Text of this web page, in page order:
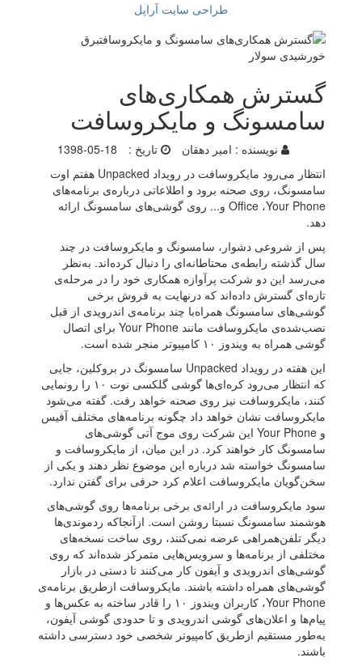
طراحی سایت آراپل
گسترش همکاری‌های
سامسونگ و مایکروسافت
نویسنده : امیر دهقان تاریخ :
1398-05-18
انتظار می‌رود مایکروسافت در رویداد Unpacked هفتم اوت
سامسونگ، روی صحنه برود و اطلاعاتی درباره‌ی برنامه‌های
Office ،Your Phone و... روی گوشی‌های سامسونگ ارائه
دهد.
پس از شروعی دشوار، سامسونگ و مایکروسافت در چند
سال گذشته رابطه‌‌ی محتاطانه‌ای را دنبال کرده‌اند. به‌نظر
می‌رسد این دو شرکت پرآوازه همکاری خود را در مرحله‌ی
تازه‌ای گسترش داده‌اند که درنهایت به فروش برخی
گوشی‌های سامسونگ همراه‌با چند برنامه‌ی اندرویدی از قبل
نصب‌شده‌ی مایکروسافت مانند Your Phone برای اتصال
گوشی همراه به ویندوز ۱۰ کامپیوتر منجر شده است.
این هفته در رویداد Unpacked سامسونگ در بروکلین، جایی
که انتظار می‌رود کره‌ای‌ها گوشی گلکسی نوت ۱۰ را رونمایی
کنند، مایکروسافت نیز روی صحنه خواهد رفت. گفته می‌شود
مایکروسافت نشان خواهد داد چگونه برنامه‌های مختلف آفیس
و Your Phone این شرکت روی موج آتی گوشی‌های
سامسونگ کار خواهند کرد. در این میان، از مایکروسافت و
سامسونگ خواسته شد درباره این موضوع نظر دهند و یکی از
سخن‌گویان مایکروسافت اعلام کرد حرفی برای گفتن ندارد.
سود مایکروسافت در ارائه‌ی برخی برنامه‌ها روی گوشی‌های
هوشمند سامسونگ نسبتا روشن است. ازآنجاکه ردموندی‌ها
دیگر تلفن‌همراهی عرضه نمی‌کنند، روی ساخت نسخه‌های
مختلفی از برنامه‌ها و سرویس‌هایی متمرکز شده‌اند که روی
گوشی‌های اندرویدی و آیفون کار می‌کنند تا دستی در بازار
گوشی‌های همراه داشته باشند. مایکروسافت ازطریق برنامه‌ی
Your Phone، کاربران ویندوز ۱۰ را قادر ساخته به عکس‌ها و
پیام‌ها و اعلان‌های گوشی اندرویدی و تا حدودی گوشی آیفون،
به‌طور مستقیم ازطریق کامپیوتر شخصی خود دسترسی داشته
باشند.